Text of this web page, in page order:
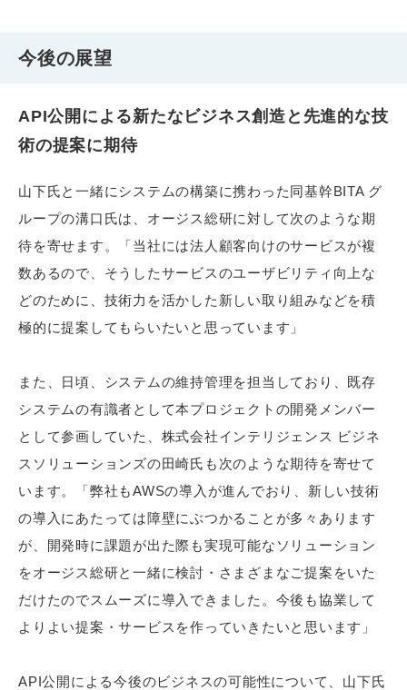
今後の展望
API公開による新たなビジネス創造と先進的な技
術の提案に期待
山下氏と一緒にシステムの構築に携わった同基幹BITA グ
ループの溝口氏は、オージス総研に対して次のような期
待を寄せます。「当社には法人顧客向けのサービスが複
数あるので、そうしたサービスのユーザビリティ向上な
どのために、技術力を活かした新しい取り組みなどを積
極的に提案してもらいたいと思っています」
また、日頃、システムの維持管理を担当しており、既存
システムの有識者として本プロジェクトの開発メンバー
として参画していた、株式会社インテリジェンス ビジネ
スソリューションズの田崎氏も次のような期待を寄せて
います。「弊社もAWSの導入が進んでおり、新しい技術
の導入にあたっては障壁にぶつかることが多々あります
が、開発時に課題が出た際も実現可能なソリューション
をオージス総研と一緒に検討・さまざまなご提案をいた
だけたのでスムーズに導入できました。今後も協業して
よりよい提案・サービスを作っていきたいと思います」
API公開による今後のビジネスの可能性について、山下氏